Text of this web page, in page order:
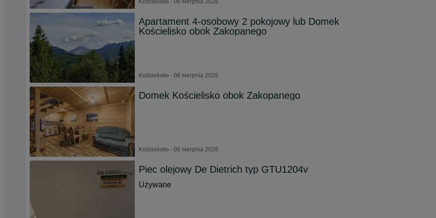
Kościelisko - 06 sierpnia 2026
Apartament 4-osobowy 2 pokojowy lub Domek
Kościelisko obok Zakopanego
Kościelisko - 06 sierpnia 2026
Domek Kościelisko obok Zakopanego
Kościelisko - 06 sierpnia 2026
Piec olejowy De Dietrich typ GTU1204v
Używane